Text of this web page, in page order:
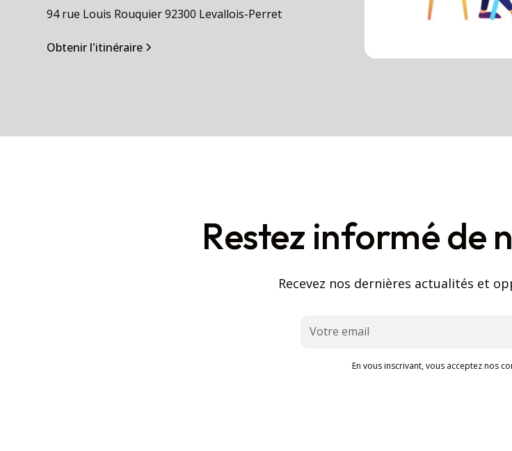
94 rue Louis Rouquier 92300 Levallois-Perret
Obtenir l'itinéraire
Restez informé de
Recevez nos dernières actualités et
En vous inscrivant, vous acceptez nos